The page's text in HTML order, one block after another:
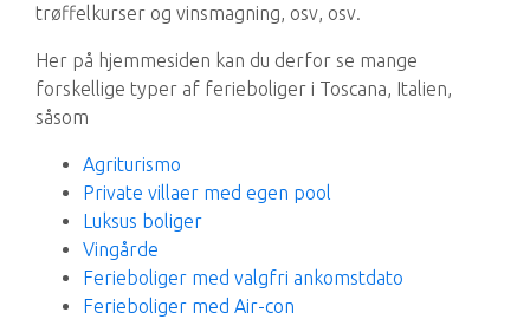
trøffelkurser og vinsmagning, osv, osv.
Her på hjemmesiden kan du derfor se mange
forskellige typer af ferieboliger i Toscana, Italien,
såsom
Agriturismo
Private villaer med egen pool
Luksus boliger
Vingårde
Ferieboliger med valgfri ankomstdato
Ferieboliger med Air-con